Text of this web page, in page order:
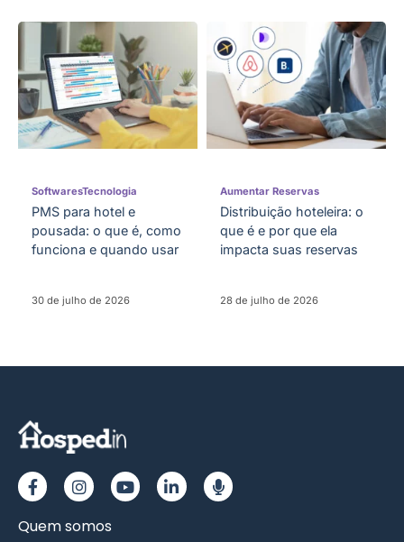
SoftwaresTecnologia
PMS para hotel e
pousada: o que é, como
funciona e quando usar
30 de julho de 2026
Aumentar Reservas
Distribuição hoteleira: o
que é e por que ela
impacta suas reservas
28 de julho de 2026
Quem somos